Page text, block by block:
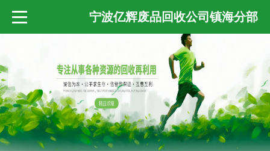
宁波亿辉废品回收公司镇海分部